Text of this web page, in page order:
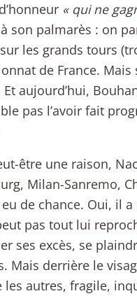
« qui ne
son palmarès : on
les grands tours
de France.
Et aujourd’hui,
pas l’avoir fait
être une raison,
Milan-Sanremo,
eu de chance. Oui, il
pas tout lui
ses excès, se
Mais derrière le
les autres, fragile,